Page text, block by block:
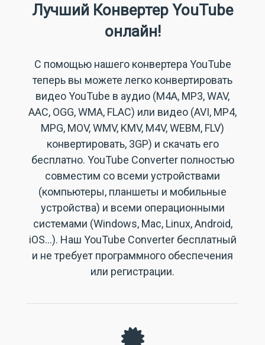
Лучший Конвертер YouTube
онлайн!
С помощью нашего конвертера YouTube
теперь вы можете легко конвертировать
видео YouTube в аудио (M4A, MP3, WAV,
AAC, OGG, WMA, FLAC) или видео (AVI, MP4,
MPG, MOV, WMV, KMV, M4V, WEBM, FLV)
конвертировать, 3GP) и скачать его
бесплатно. YouTube Converter полностью
совместим со всеми устройствами
(компьютеры, планшеты и мобильные
устройства) и всеми операционными
системами (Windows, Mac, Linux, Android,
iOS...). Наш YouTube Converter бесплатный
и не требует программного обеспечения
или регистрации.